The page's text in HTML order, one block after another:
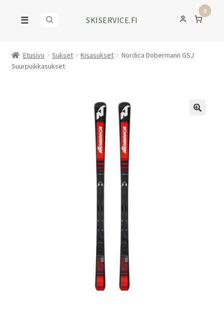
☰ SKISERVICE.FI
0
Etusivu Sukset Kisasukset
Nordica Dobermann GSJ
Suurpuikkasukset